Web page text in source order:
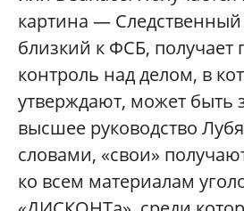
картина — Следственный
близкий к ФСБ, получает
контроль над делом, в
утверждают, может быть
высшее руководство
словами, «свои»
ко всем материалам